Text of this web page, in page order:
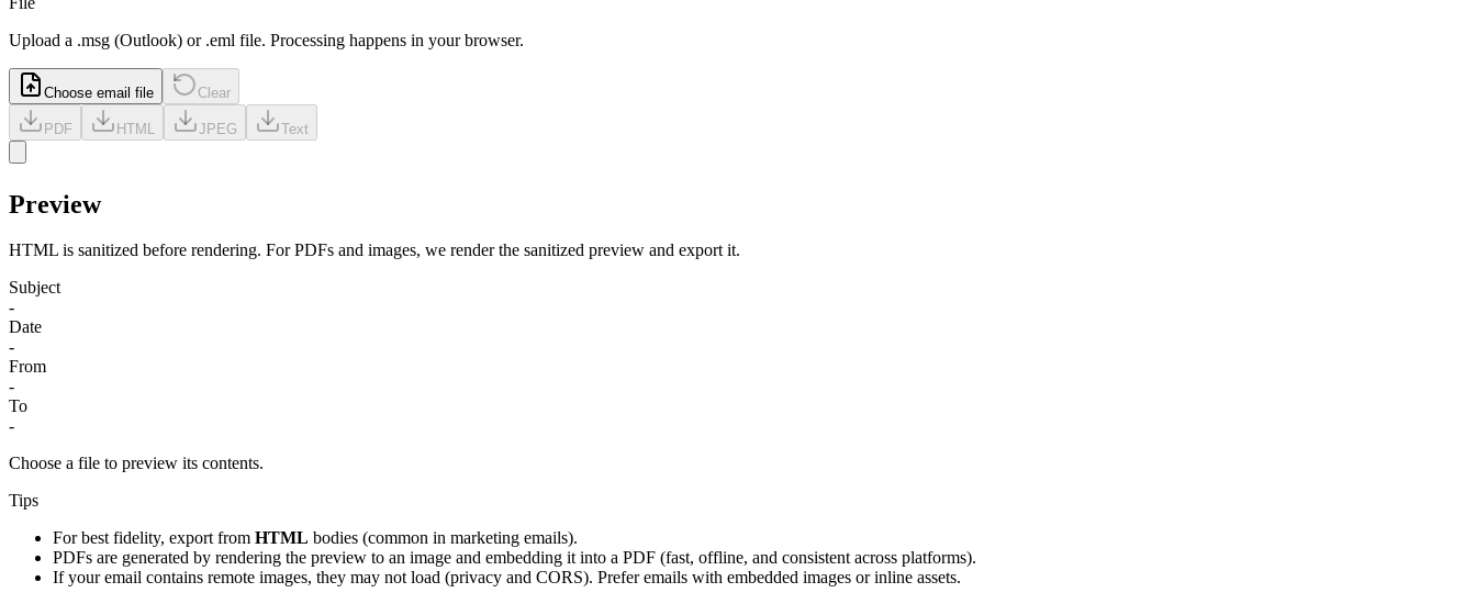
Upload a .msg (Outlook) or .eml file. Processing happens in your browser.
Choose email file Clear
PDF HTML JPEG Text
Preview
HTML is sanitized before rendering. For PDFs and images, we render the sanitized preview and export it.
Subject
-
Date
-
From
-
To
-
Choose a file to preview its contents.
Tips
For best fidelity, export from HTML bodies (common in marketing emails).
PDFs are generated by rendering the preview to an image and embedding it into a PDF (fast, offline, and consistent across platforms).
If your email contains remote images, they may not load (privacy and CORS). Prefer emails with embedded images or inline assets.